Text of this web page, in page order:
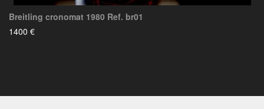
Breitling cronomat 1980 Ref. br01
1400 €